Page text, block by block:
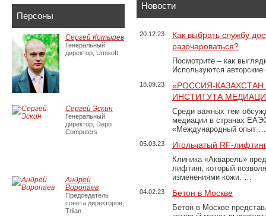
Новости
20.12.23
Как выбрать службу
разочароваться?
Посмотрите – как
Используются
18.09.23
«РОССИЯ-
ИНСТИТУТА
Среди важных тем
медиации в странах
«Международный опыт …
05.03.23 Игольчатый RF-
Клиника «Акварель»
лифтинг, который
изменениями кожи. …
04.02.23 Бетон в Москве
Бетон в Москве
Персоны
Сергей Котырев
Генеральный
директор, Umisoft
Сергей Эскин
Генеральный
директор, Depo
Computers
Андрей
Воропаев
Председатель
совета директоров,
Trilan